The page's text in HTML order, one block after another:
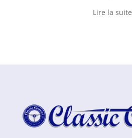
Lire la suite